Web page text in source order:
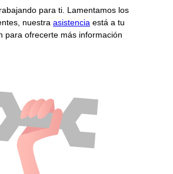
para ti. Lamentamos los
nuestra asistencia está a tu
para ofrecerte más información